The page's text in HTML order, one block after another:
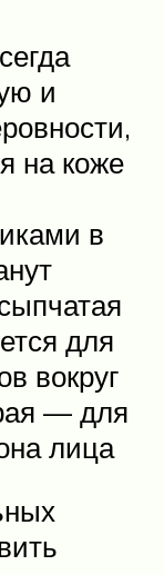
и
на коже
в
для
вокруг
— для
лица